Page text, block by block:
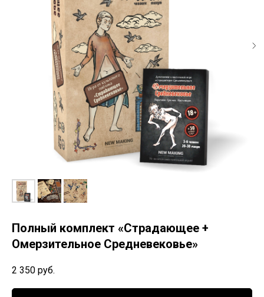
Полный комплект «Страдающее +
Омерзительное Средневековье»
2 350 руб.